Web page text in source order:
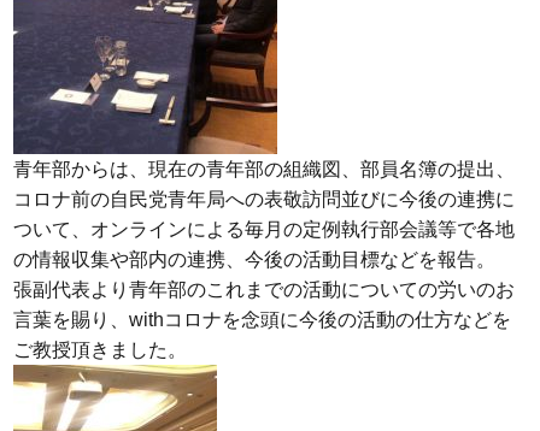
青年部からは、現在の青年部の組織図、部員名簿の提出、
コロナ前の自民党青年局への表敬訪問並びに今後の連携に
ついて、オンラインによる毎月の定例執行部会議等で各地
の情報収集や部内の連携、今後の活動目標などを報告。
張副代表より青年部のこれまでの活動についての労いのお
言葉を賜り、withコロナを念頭に今後の活動の仕方などを
ご教授頂きました。